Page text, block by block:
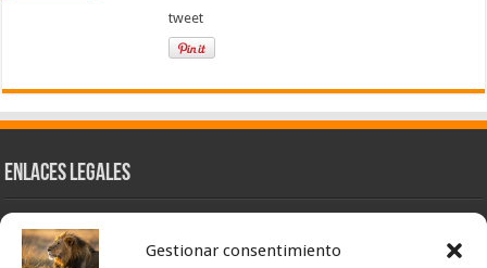
Gestionar consentimiento
tweet
Enlaces Legales
Nuestra Esencia
Pulso Global